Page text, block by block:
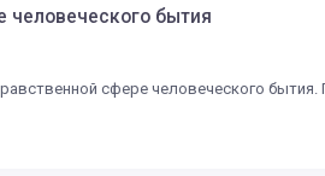
человеческого бытия
сфере человеческого